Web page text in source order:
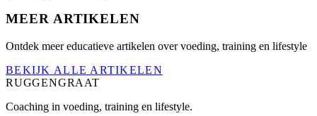
MEER ARTIKELEN
Ontdek meer educatieve artikelen over voeding, training en lifestyle
BEKIJK ALLE ARTIKELEN
RUGGENGRAAT
Coaching in voeding, training en lifestyle.